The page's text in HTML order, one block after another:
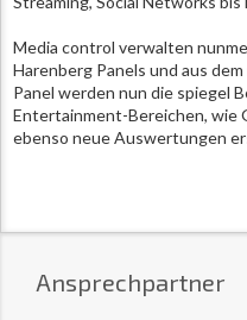
Media control verwalten
Harenberg Panels und aus
Panel werden nun die spiegel
Entertainment-Bereichen, wie
ebenso neue Auswertungen
Ansprechpartner